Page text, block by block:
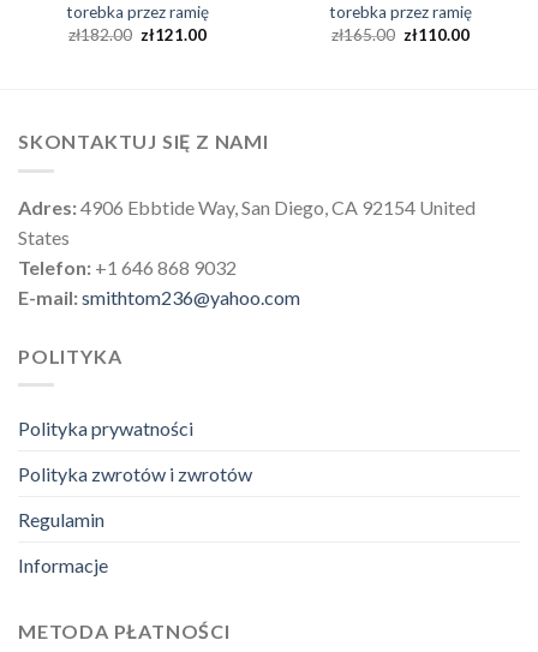
torebka przez ramię
zł182.00 zł121.00
torebka przez ramię
zł165.00 zł110.00
SKONTAKTUJ SIĘ Z NAMI
Adres:4906 Ebbtide Way, San Diego, CA 92154 United
States
Telefon: +1 646 868 9032
E-mail:smithtom236@yahoo.com
POLITYKA
Polityka prywatności
Polityka zwrotów i zwrotów
Regulamin
Informacje
METODA PŁATNOŚCI